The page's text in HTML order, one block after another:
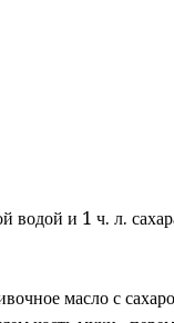
водой и 1 ч. л.
масло с